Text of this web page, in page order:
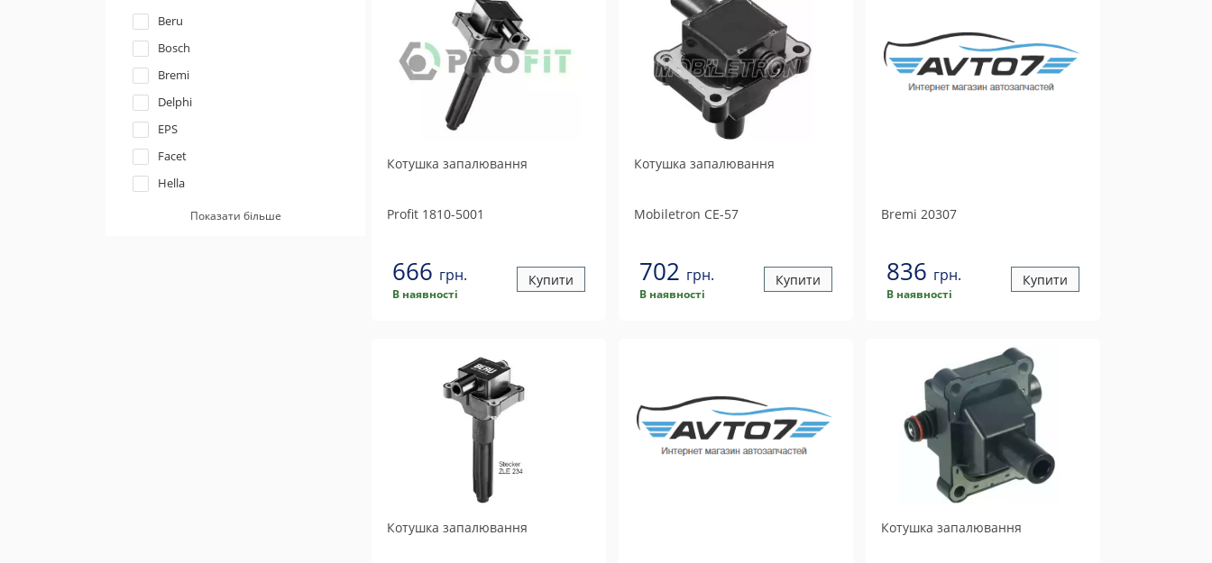
Beru
Bosch
Bremi
Delphi
EPS
Facet
Hella
JanmorПоказати більше
Котушка запалювання
Profit 1810-5001
666 грн.
В наявності
Купити
Котушка запалювання
Mobiletron CE-57
702 грн.
В наявності
Купити
Bremi 20307
836 грн.
В наявності
Купити
Котушка запалювання Котушка запалювання